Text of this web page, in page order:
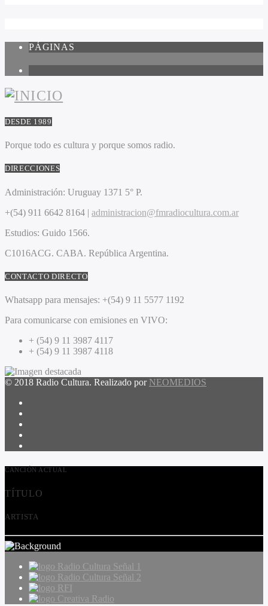
PÁGINAS
DESDE 1989
Porque todo es cultura y porque somos radio.
DIRECCIONES
Administración: Uruguay 1371 5° P.
+(54) 911 6642 8164 | administracion@fmradiocultura.com.ar
Estudios: Guido 1566.
C1016ACG. CABA. República Argentina.
CONTACTO DIRECTO
Whatsapp para mensajes: +(54) 9 11 5577 1192
Para comunicarse con emisiones en VIVO:
+ (54) 9 11 3987 4117
+ (54) 9 11 3987 4118
© 2018 Radio Cultura. Realizado por NEOMEDIOS
CANCIÓN ACTUAL
TÍTULO
ARTISTA
Radio Cultura Señal 1
Radio Cultura Señal 2
RFI
Creativa Radio